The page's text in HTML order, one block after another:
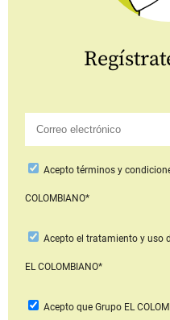
Aceptotérminos y
COLOMBIANO*
Acepto el tratamiento y uso
EL COLOMBIANO*
Acepto que Grupo EL